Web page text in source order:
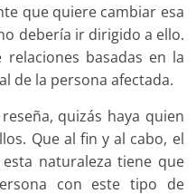
que quiere cambiar esa
debería ir dirigido a ello.
basadas en la
de la persona afectada.
quizás haya quien
Que al fin y al cabo, el
naturaleza tiene que
con este tipo de